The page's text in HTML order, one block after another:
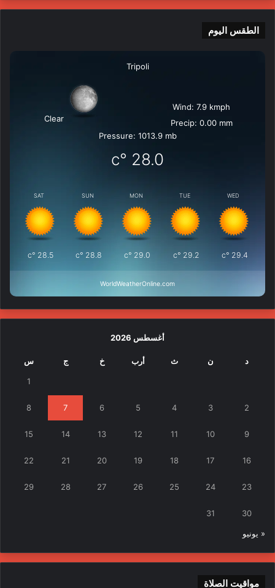
الطقس اليوم
Tripoli
Clear
Wind: 7.9 kmph
Precip: 0.00 mm
Pressure: 1013.9 mb
28.0
°c
SAT
28.5
°c
SUN
28.8
°c
MON
29.0
°c
TUE
29.2
°c
WED
29.4
°c
WorldWeatherOnline.com
أغسطس 2026
د ن ث أرب خ ج س
1
2
3
4
5
6
7
8
9
10
11
12
13
14
15
16
17
18
19
20
21
22
23
24
25
26
27
28
29
30
31
« يونيو
مواقيت الصلاة